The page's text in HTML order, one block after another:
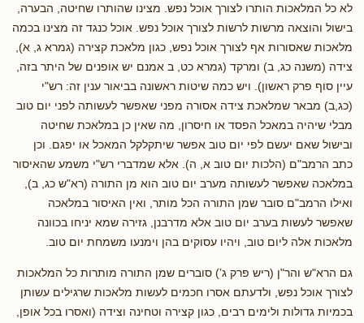
לא כל המלאכות הותרו לצורך אוכל נפש. מצינו שהותרו שחיטה, הבערה,
בישול והוצאה מרשות לרשות לצורך אוכל נפש. אוכל כנגד זה מצינו בכמה
מלאכות שאסורות אף לצורך אוכל נפש, כגון מלאכת קצירה (גמרא ג, א),
צידה (משנה כג, ב) ומרקד (גמרא כט, ב אמנם יש אופנים של היתר בזה,
עיין סוף פרק ראשון). ויש כמה שיטות ראשונה בביאור ענין זה: רש"י
(כג,ב) מבאר שמלאכת צידה אסורה מפני שאפשר לעשותה לפני יום טוב
מבלי שיהיה במאכל הפסד או חיסרון, מה שאין כן במלאכת שחיטה
ובישול שאם יעשם לפי יום טוב אפשר שיתקלקל המאכל או יפגם. וכן
כתב הרמב"ם (הלכות יום טוב א, ה). אלא שמדברי רש"י משמע שהאיסור
במלאכה שאפשר לעשותה מערב יום טוב הוא מן התורה (רא"ש כג, ב),
ואילו הרמב"ם סובר שמן התורה הכל מותר, ואין האיסור במלאכה
שאפשר לעשות בערב יום טוב אלא מדרבנן, גזירה שמא יניחו בכוונה
מלאכות אלה ליום טוב, ויהיו עסוקים בהן וימנעו משמחת יום טוב.
גם הרא"ש והר"ן (ריש פרק ג’) סוברים שמן התורה מותרות כל המלאכות
לצורך אוכל נפש, ולדעתם אסרו חכמים לעשות מלאכות שרגילים עשותן
בכמיות גדולות ולימים רבים, כגון קצירה וטחינה וצידה (ואסרו בכל אופן,